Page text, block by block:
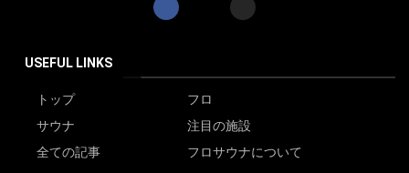
USEFUL LINKS
トップ
フロ
サウナ
注目の施設
全ての記事
フロサウナについて